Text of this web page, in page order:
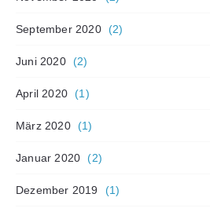
September 2020 (2)
Juni 2020 (2)
April 2020 (1)
März 2020 (1)
Januar 2020 (2)
Dezember 2019 (1)